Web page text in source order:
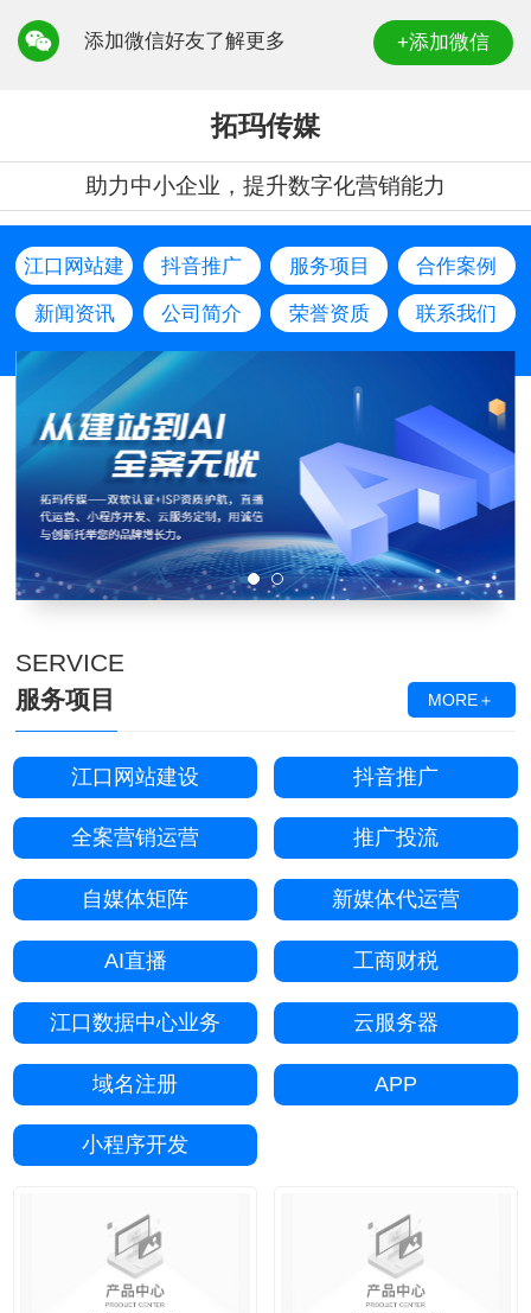
添加微信好友了解更多 +添加微信
拓玛传媒
助力中小企业，提升数字化营销能力
江口网站建
设
抖音推广 服务项目 合作案例
新闻资讯 公司简介 荣誉资质 联系我们
SERVICE
服务项目
MORE＋
江口网站建设 抖音推广
全案营销运营 推广投流
自媒体矩阵 新媒体代运营
AI直播 工商财税
江口数据中心业务 云服务器
域名注册 APP
小程序开发